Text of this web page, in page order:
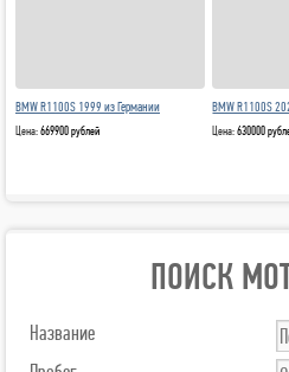
BMW R1100S 1999 из Германии
Цена:669900 рублей
BMW R1100S
Цена:630000
ПОИСК
Название